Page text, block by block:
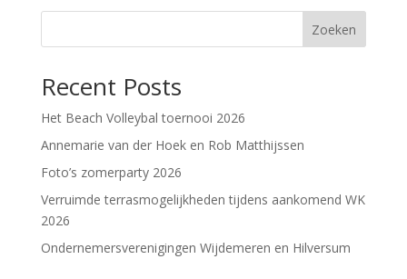
Zoeken
Recent Posts
Het Beach Volleybal toernooi 2026
Annemarie van der Hoek en Rob Matthijssen
Foto’s zomerparty 2026
Verruimde terrasmogelijkheden tijdens aankomend WK
2026
Ondernemersverenigingen Wijdemeren en Hilversum